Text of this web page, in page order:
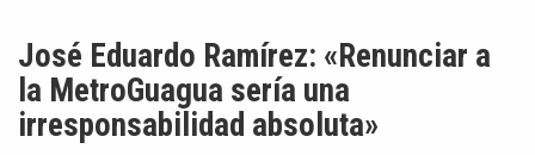
José Eduardo Ramírez: «Renunciar a
la MetroGuagua sería una
irresponsabilidad absoluta»